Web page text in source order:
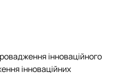
інноваційного
інноваційних